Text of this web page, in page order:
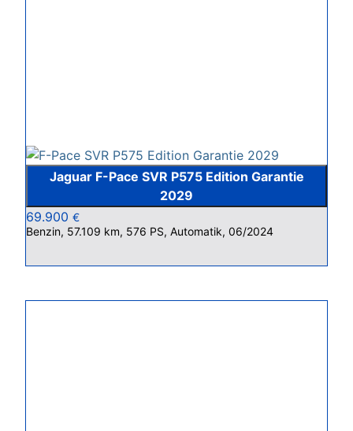
Jaguar F-Pace SVR P575 Edition Garantie
2029
69.900 €
Benzin, 57.109 km, 576 PS, Automatik, 06/2024